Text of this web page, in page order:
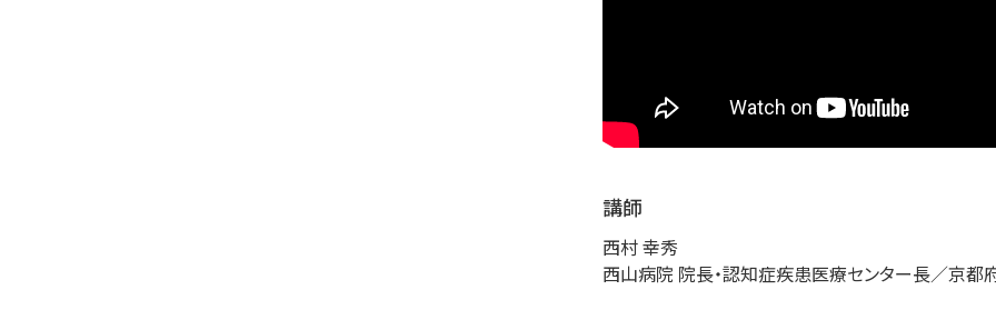
講師
西村 幸秀
西山病院 院長・認知症疾患医療センター長／京都